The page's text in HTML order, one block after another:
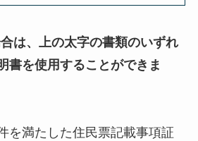
は、上の太字の書類のいずれ
書を使用することができま
を満たした住民票記載事項証